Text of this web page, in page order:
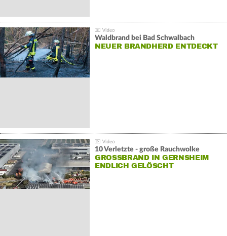
Waldbrand bei Bad Schwalbach
NEUER BRANDHERD ENTDECKT
10 Verletzte - große Rauchwolke
GROSSBRAND IN GERNSHEIM E
NDLICH GELÖSCHT